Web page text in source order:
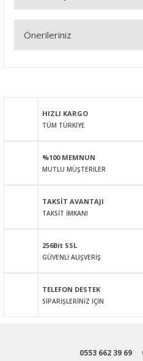
Önerileriniz
Görüş ve önerileriniz için teşekkür
Ürün resmi kalitesiz, bozuk veya
Ürün bilgilerinde hatalar
Bu ürüne benzer farklı
HIZLI KARGO
TÜM TÜRKİYE
%100 MEMNUN
MUTLU MÜŞTERİLER
TAKSİT AVANTAJI
TAKSİT İMKANI
256Bit SSL
GÜVENLİ ALIŞVERİŞ
TELEFON DESTEK
SİPARİŞLERİNİZ İÇİN
0553 662 39 69